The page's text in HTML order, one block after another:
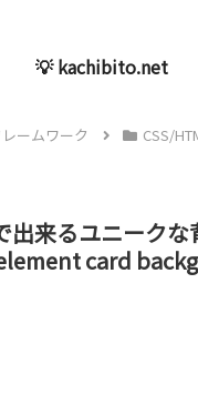
💡 kachibito.net
レームワーク CSS/
出来るユニークな
card